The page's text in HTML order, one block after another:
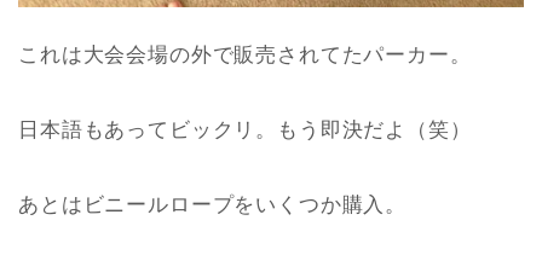
これは大会会場の外で販売されてたパーカー。
日本語もあってビックリ。もう即決だよ（笑）
あとはビニールロープをいくつか購入。